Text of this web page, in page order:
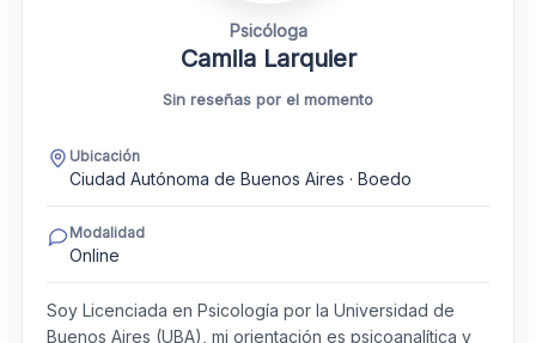
Psicóloga
Camila Larquier
Sin reseñas por el momento
Ubicación
Ciudad Autónoma de Buenos Aires · Boedo
Modalidad
Online
Soy Licenciada en Psicología por la Universidad de
Buenos Aires (UBA), mi orientación es psicoanalítica y